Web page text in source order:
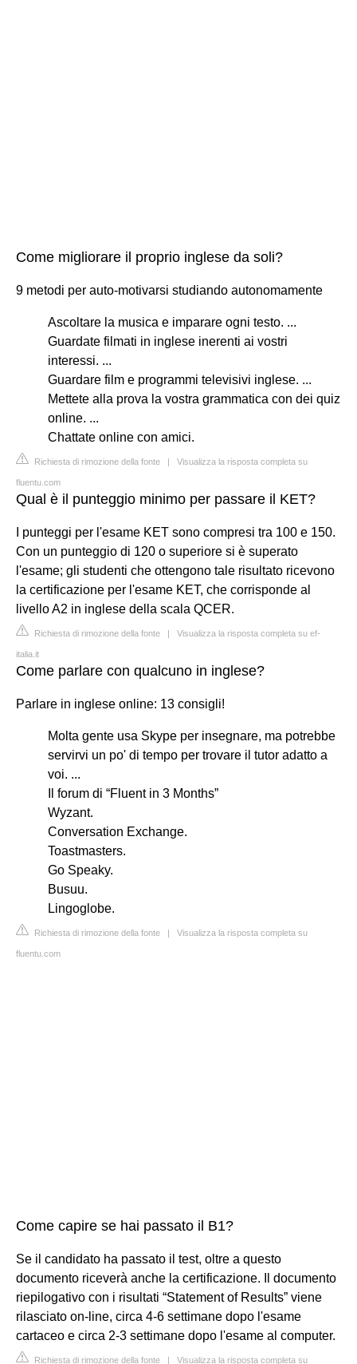
Come migliorare il proprio inglese da soli?
9 metodi per auto-motivarsi studiando autonomamente
Ascoltare la musica e imparare ogni testo. ...
Guardate filmati in inglese inerenti ai vostri
interessi. ...
Guardare film e programmi televisivi inglese. ...
Mettete alla prova la vostra grammatica con dei quiz
online. ...
Chattate online con amici.
Richiesta di rimozione della fonte | Visualizza la risposta completa su
fluentu.com
Qual è il punteggio minimo per passare il KET?
I punteggi per l'esame KET sono compresi tra 100 e 150.
Con un punteggio di 120 o superiore si è superato
l'esame; gli studenti che ottengono tale risultato ricevono
la certificazione per l'esame KET, che corrisponde al
livello A2 in inglese della scala QCER.
Richiesta di rimozione della fonte | Visualizza la risposta completa su ef-
italia.it
Come parlare con qualcuno in inglese?
Parlare in inglese online: 13 consigli!
Molta gente usa Skype per insegnare, ma potrebbe
servirvi un po' di tempo per trovare il tutor adatto a
voi. ...
Il forum di “Fluent in 3 Months”
Wyzant.
Conversation Exchange.
Toastmasters.
Go Speaky.
Busuu.
Lingoglobe.
Richiesta di rimozione della fonte | Visualizza la risposta completa su
fluentu.com
Come capire se hai passato il B1?
Se il candidato ha passato il test, oltre a questo
documento riceverà anche la certificazione. Il documento
riepilogativo con i risultati “Statement of Results” viene
rilasciato on-line, circa 4-6 settimane dopo l'esame
cartaceo e circa 2-3 settimane dopo l'esame al computer.
Richiesta di rimozione della fonte | Visualizza la risposta completa su